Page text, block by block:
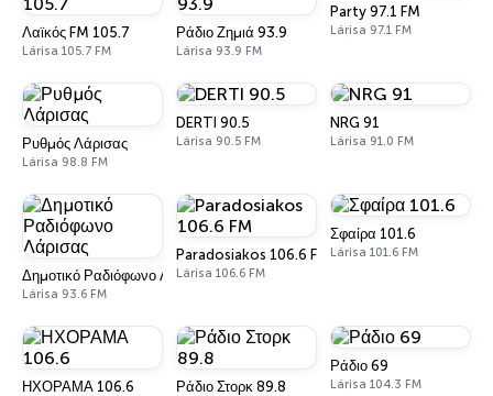
Λαϊκός FM 105.7
Lárisa 105.7 FM
Ράδιο Ζημιά 93.9
Lárisa 93.9 FM
Party 97.1 FM
Lárisa 97.1 FM
Ρυθμός Λάρισας
Lárisa 98.8 FM
DERTI 90.5
Lárisa 90.5 FM
NRG 91
Lárisa 91.0 FM
Δημοτικό Ραδιόφωνο Λάρισας
Lárisa 93.6 FM
Paradosiakos 106.6 FM
Lárisa 106.6 FM
Σφαίρα 101.6
Lárisa 101.6 FM
ΗΧΟΡΑΜΑ 106.6 Ράδιο Στορκ 89.8
Ράδιο 69
Lárisa 104.3 FM